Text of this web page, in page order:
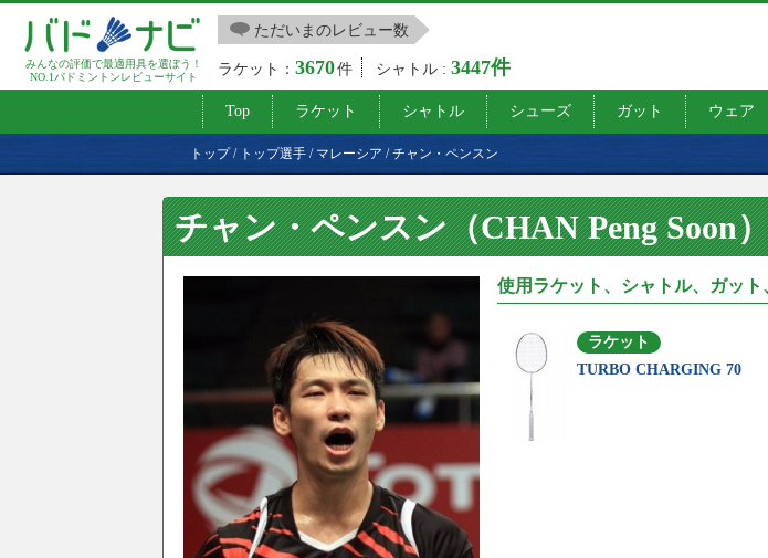
みんなの評価で最適用具を選ぼう！
NO.1バドミントンレビューサイト
ただいまのレビュー数
ラケット：3670件 シャトル :3447件
Top ラケット シャトル シューズ ガット ウェア
トップ/ トップ選手 / マレーシア /チャン・ペンスン
チャン・ペンスン（CHAN Peng Soon
使用ラケット、シャトル、ガット
ラケット
TURBO CHARGING 70